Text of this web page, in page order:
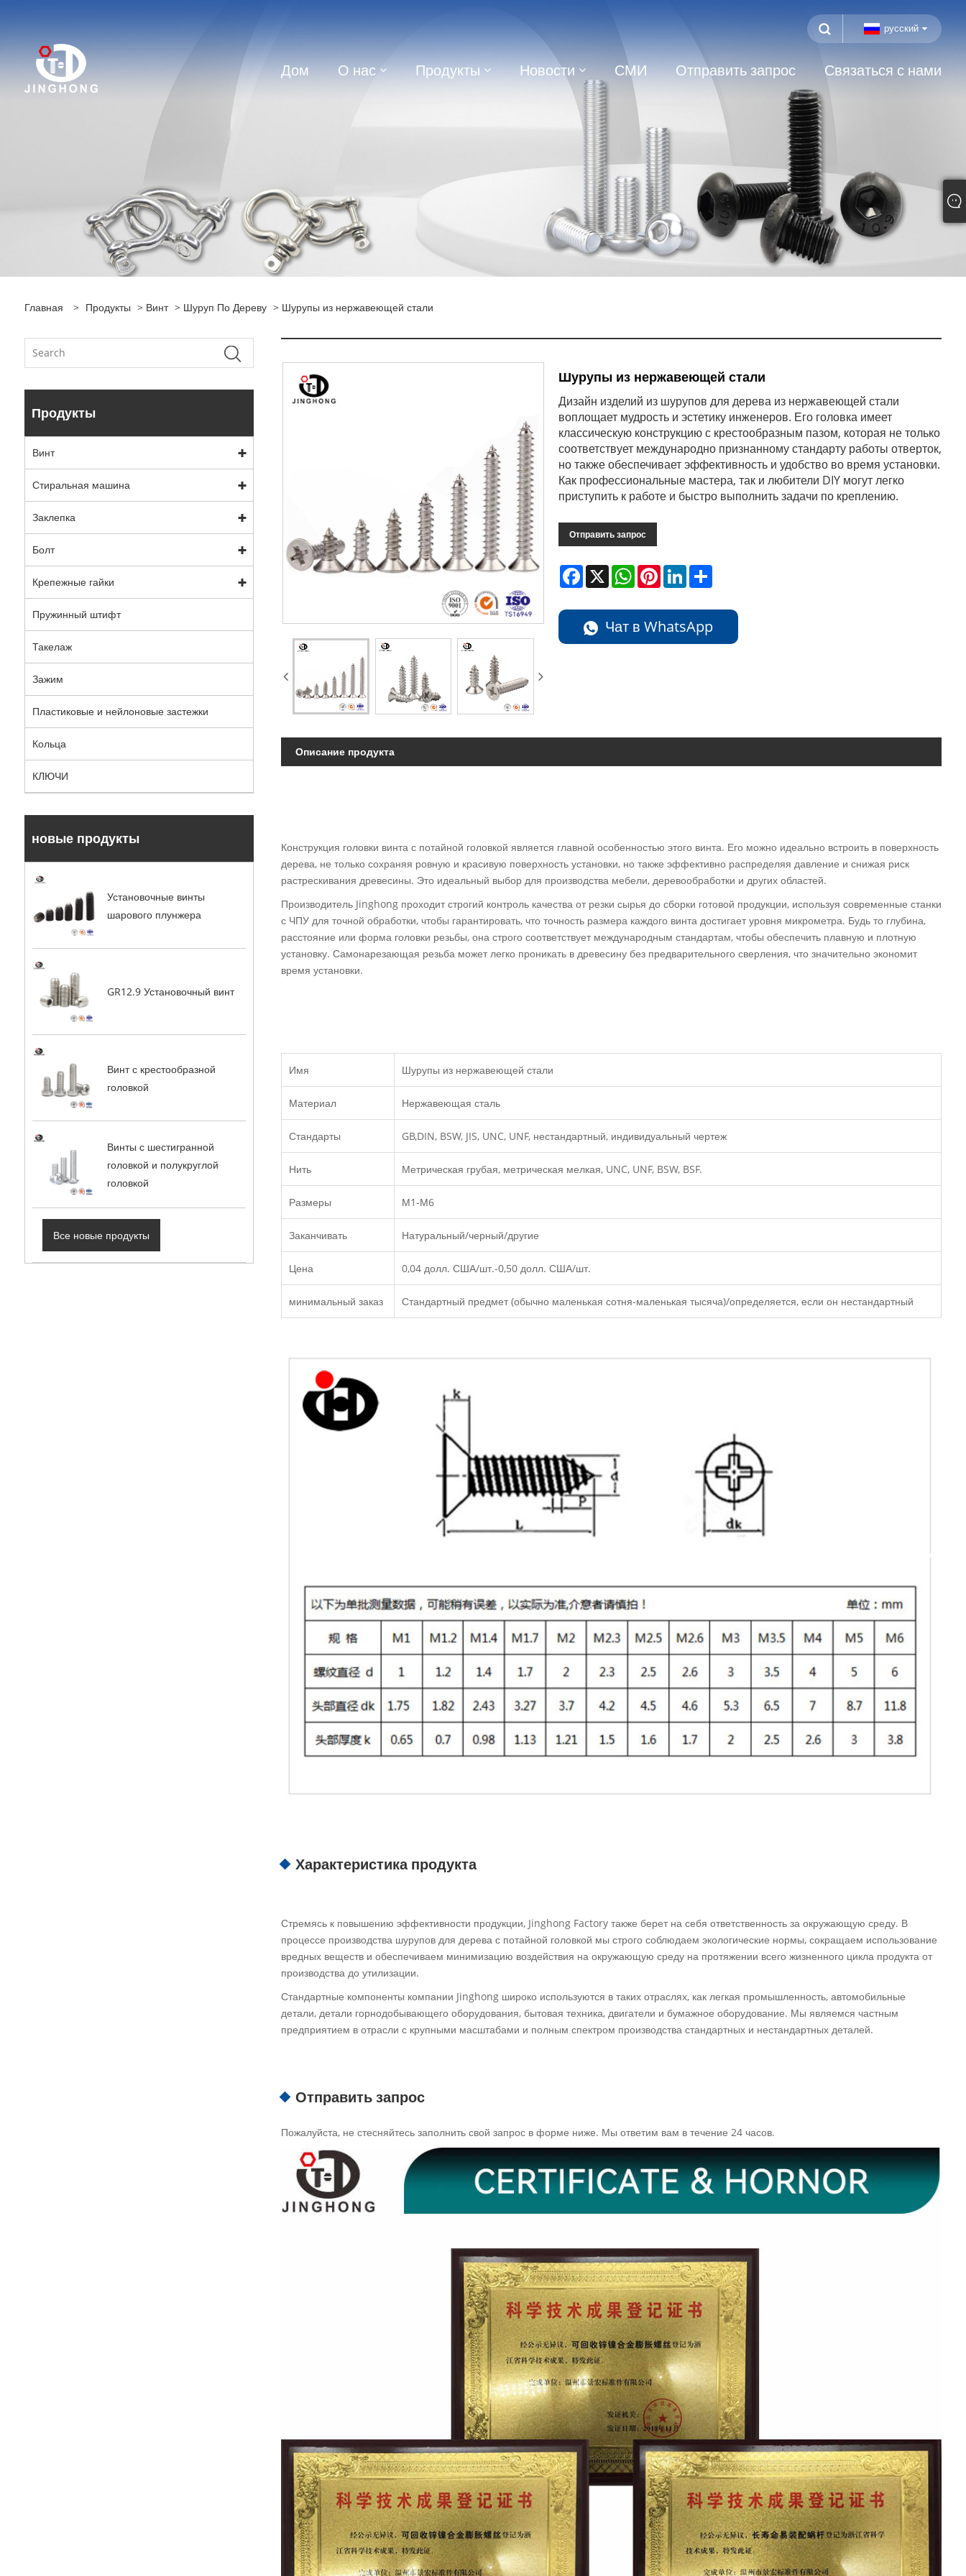
русский
Дом О нас Продукты Новости СМИ Отправить запрос Связаться с нами
Главная > Продукты > Винт > Шуруп По Дереву > Шурупы из нержавеющей стали
Продукты
Винт
Стиральная машина
Заклепка
Болт
Крепежные гайки
Пружинный штифт
Такелаж
Зажим
Пластиковые и нейлоновые застежки
Кольца
КЛЮЧИ
новые продукты
Установочные винты
шарового плунжера
GR12.9 Установочный винт
Винт с крестообразной
головкой
Винты с шестигранной
головкой и полукруглой
головкой
Все новые продукты
Шурупы из нержавеющей стали
Дизайн изделий из шурупов для дерева из нержавеющей стали
воплощает мудрость и эстетику инженеров. Его головка имеет
классическую конструкцию с крестообразным пазом, которая не только
соответствует международно признанному стандарту работы отверток,
но также обеспечивает эффективность и удобство во время установки.
Как профессиональные мастера, так и любители DIY могут легко
приступить к работе и быстро выполнить задачи по креплению.
Отправить запрос
Facebook
X WhatsApp
PinterestLinkedIn
Чат в WhatsApp
Описание продукта
Конструкция головки винта с потайной головкой является главной особенностью этого винта. Его можно идеально встроить в поверхность
дерева, не только сохраняя ровную и красивую поверхность установки, но также эффективно распределяя давление и снижая риск
растрескивания древесины. Это идеальный выбор для производства мебели, деревообработки и других областей.
Производитель Jinghong проходит строгий контроль качества от резки сырья до сборки готовой продукции, используя современные станки
с ЧПУ для точной обработки, чтобы гарантировать, что точность размера каждого винта достигает уровня микрометра. Будь то глубина,
расстояние или форма головки резьбы, она строго соответствует международным стандартам, чтобы обеспечить плавную и плотную
установку. Самонарезающая резьба может легко проникать в древесину без предварительного сверления, что значительно экономит
время установки.
Имя Шурупы из нержавеющей стали
Материал Нержавеющая сталь
Стандарты GB,DIN, BSW, JIS, UNC, UNF, нестандартный, индивидуальный чертеж
Нить Метрическая грубая, метрическая мелкая, UNC, UNF, BSW, BSF.
Размеры М1-М6
Заканчивать Натуральный/черный/другие
Цена 0,04 долл. США/шт.-0,50 долл. США/шт.
минимальный заказ Стандартный предмет (обычно маленькая сотня-маленькая тысяча)/определяется, если он нестандартный
Характеристика продукта
Стремясь к повышению эффективности продукции, Jinghong Factory также берет на себя ответственность за окружающую среду. В
процессе производства шурупов для дерева с потайной головкой мы строго соблюдаем экологические нормы, сокращаем использование
вредных веществ и обеспечиваем минимизацию воздействия на окружающую среду на протяжении всего жизненного цикла продукта от
производства до утилизации.
Стандартные компоненты компании Jinghong широко используются в таких отраслях, как легкая промышленность, автомобильные
детали, детали горнодобывающего оборудования, бытовая техника, двигатели и бумажное оборудование. Мы являемся частным
предприятием в отрасли с крупными масштабами и полным спектром производства стандартных и нестандартных деталей.
Отправить запрос
Пожалуйста, не стесняйтесь заполнить свой запрос в форме ниже. Мы ответим вам в течение 24 часов.